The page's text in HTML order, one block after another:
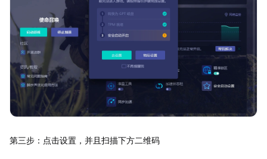
第三步：点击设置，并且扫描下方二维码